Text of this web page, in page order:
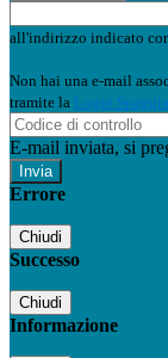
all'indirizzo indicato
Non hai una e-mail
tramite la Login
E-mail inviata, si
Errore
Chiudi
Successo
Chiudi
Informazione